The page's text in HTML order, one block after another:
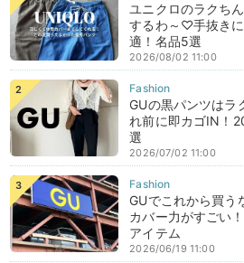
ユニクロのラクち
するわ～♡手抜き
適！名品5選
2026/08/02 11:00
GUの黒パンツは
れ前に即カゴIN！
選
2026/07/02 11:00
GUでこれから買う
カバー力がすごい
アイテム
2026/06/19 11:00